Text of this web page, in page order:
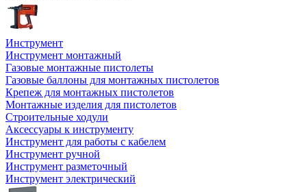
Инструмент
Инструмент монтажный
Газовые монтажные пистолеты
Газовые баллоны для монтажных пистолетов
Крепеж для монтажных пистолетов
Монтажные изделия для пистолетов
Строительные ходули
Аксессуары к инструменту
Инструмент для работы с кабелем
Инструмент ручной
Инструмент разметочный
Инструмент электрический